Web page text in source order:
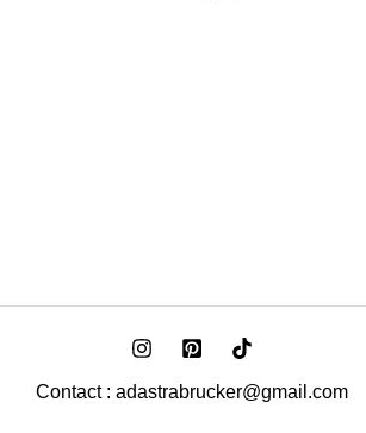
Contact : adastrabrucker@gmail.com